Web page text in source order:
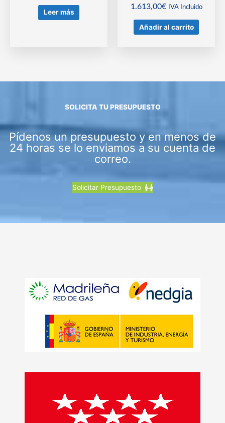
Leer más
1.613,00€ IVA Incluido
Añadir al carrito
SOLICITA TU PRESUPUESTO
Pídenos un presupuesto y en menos de
24 horas se lo enviamos a su cuenta de
correo.
Solicitar Presupuesto